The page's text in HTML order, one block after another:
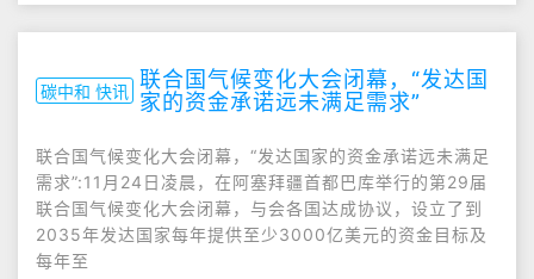
碳中和 快讯 联合国气候变化大会闭幕，“发达国
家的资金承诺远未满足需求”
联合国气候变化大会闭幕，“发达国家的资金承诺远未满足
需求”:11月24日凌晨，在阿塞拜疆首都巴库举行的第29届
联合国气候变化大会闭幕，与会各国达成协议，设立了到
2035年发达国家每年提供至少3000亿美元的资金目标及
每年至